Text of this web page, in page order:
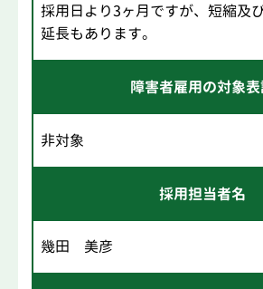
採用日より3ヶ月ですが、短縮及
延長もあります。
障害者雇用の対象
非対象
採用担当者名
幾田 美彦